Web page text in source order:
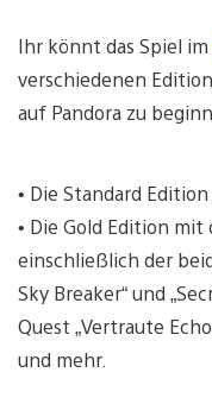
Ihr könnt das Spiel im
verschiedenen
auf Pandora zu
• Die Standard
• Die Gold Edition mit
einschließlich der
Sky Breaker“ und
Quest „Vertraute
und mehr.